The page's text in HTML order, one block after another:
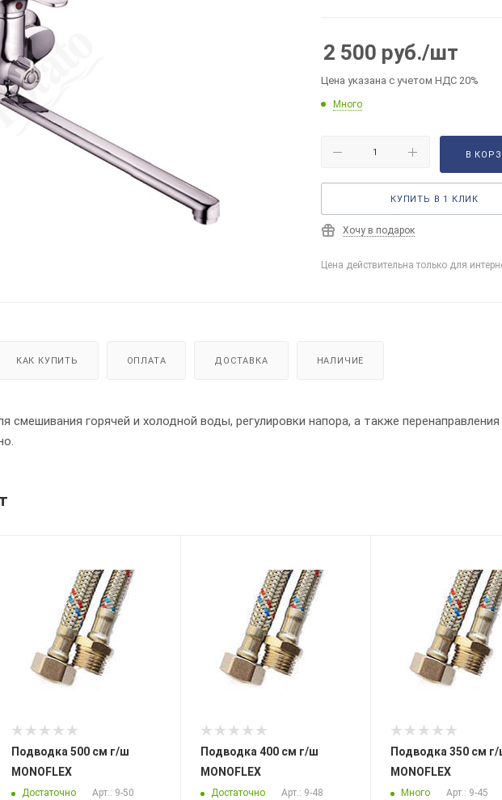
2 500 руб./шт
Цена указана с учетом НДС 20%
Много
В
КУПИТЬ В 1 КЛИК
Хочу в подарок
Цена действительна только для
КАК КУПИТЬ ОПЛАТА ДОСТАВКА НАЛИЧИЕ
горячей и холодной воды, регулировки напора, а также
Подводка 500 см г/ш
MONOFLEX
Достаточно Арт.: 9-50
Подводка 400 см г/ш
MONOFLEX
Достаточно Арт.: 9-48
Подводка 350 см г/ш
MONOFLEX
Много Арт.: 9-45